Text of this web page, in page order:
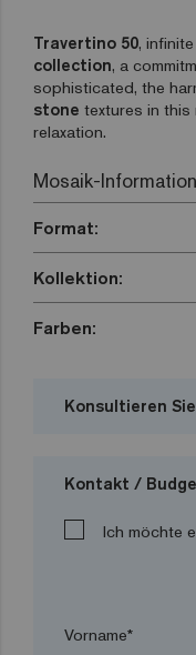
Travertino 50,
collection, a
sophisticated, the
stone textures in
relaxation.
Mosaik-
Format:
Kollektion:
Farben:
Konsultieren
Kontakt /
Ich möchte
Vorname*